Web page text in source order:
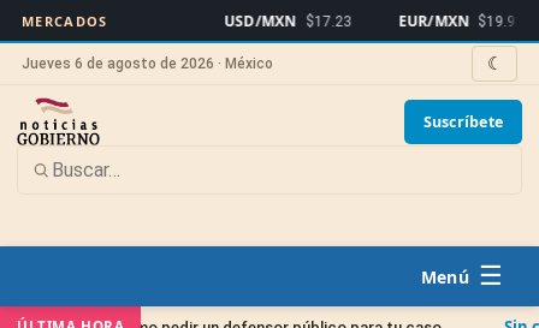
MERCADOS USD/MXN $17.23 EUR/MXN $19.91
Jueves 6 de agosto de 2026 · México ☾
Suscríbete
☰